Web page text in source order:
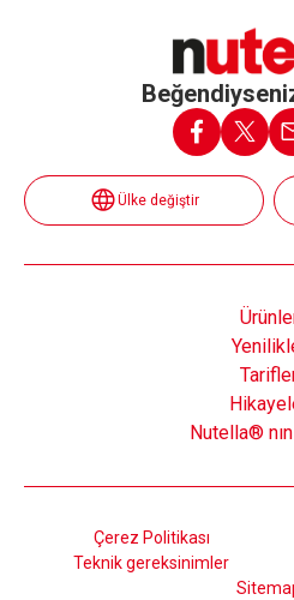
Ülke değiştir
Nutella®
Çerez Politikası
Teknik gereksinimler